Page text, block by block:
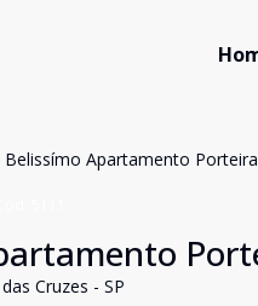
Belissímo Apartamento
Cruzes - SP